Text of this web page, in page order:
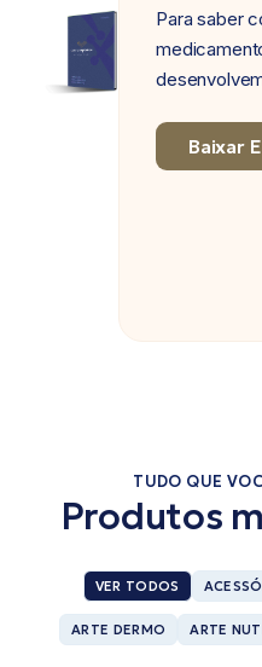
Para saber
Baixar
TUDO QUE
Produtos
VER TODOS
ARTE DERMO ARTE